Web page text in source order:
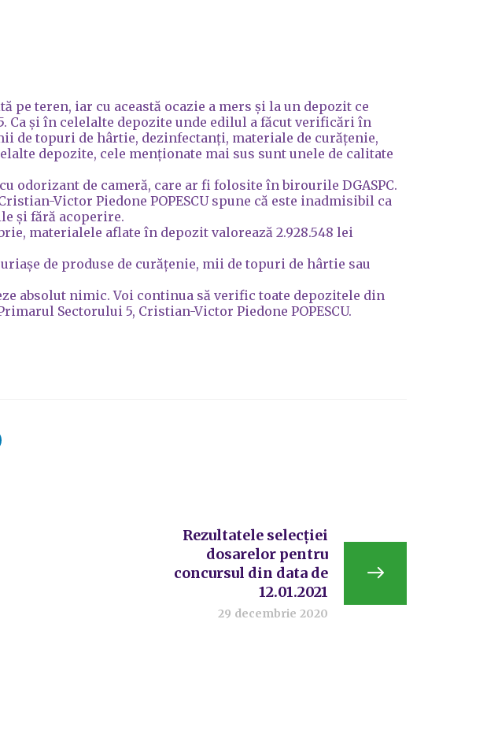
pe teren, iar cu această ocazie a mers și la un depozit ce
Ca și în celelalte depozite unde edilul a făcut verificări în
de topuri de hârtie, dezinfectanți, materiale de curățenie,
depozite, cele menționate mai sus sunt unele de calitate
odorizant de cameră, care ar fi folosite în birourile DGASPC.
Victor Piedone POPESCU spune că este inadmisibil ca
și fără acoperire.
materialele aflate în depozit valorează 2.928.548 lei
de produse de curățenie, mii de topuri de hârtie sau
absolut nimic. Voi continua să verific toate depozitele din
Sectorului 5, Cristian-Victor Piedone POPESCU.
Rezultatele selecției
dosarelor pentru
concursul din data de
12.01.2021
29 decembrie 2020